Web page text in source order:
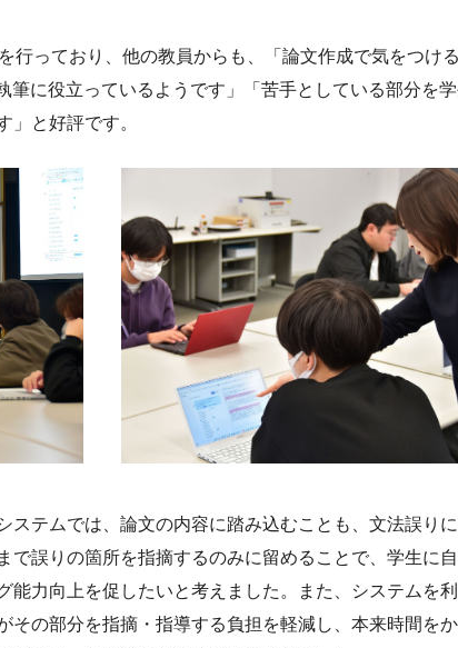
行っており、他の教員からも、「論文作成で気をつけ
筆に役立っているようです」「苦手としている部分を
」と好評です。
ステムでは、論文の内容に踏み込むことも、文法誤り
で誤りの箇所を指摘するのみに留めることで、学生に
能力向上を促したいと考えました。また、システムを
その部分を指摘・指導する負担を軽減し、本来時間を